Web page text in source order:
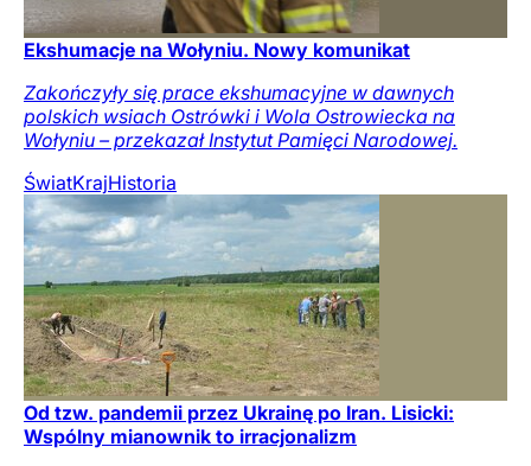
Ekshumacje na Wołyniu. Nowy komunikat
Zakończyły się prace ekshumacyjne w dawnych
polskich wsiach Ostrówki i Wola Ostrowiecka na
Wołyniu – przekazał Instytut Pamięci Narodowej.
ŚwiatKrajHistoria
Od tzw. pandemii przez Ukrainę po Iran. Lisicki:
Wspólny mianownik to irracjonalizm